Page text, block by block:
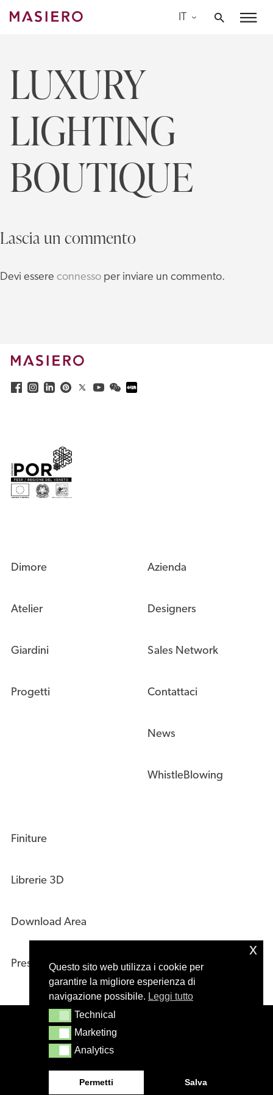
Questo sito web utilizza i cookie per
garantire la migliore esperienza di
navigazione possibile. Leggi tutto
TechnicalTechnical
MarketingMarketing
AnalyticsAnalytics
Permetti Salva
x
Skip
IT
LUXURY
LIGHTING
BOUTIQUE
Lascia un commento
Devi essere connesso per inviare un commento.
Dimore
Atelier
Giardini
Progetti
Azienda
Designers
Sales Network
Contattaci
News
WhistleBlowing
Finiture
Librerie 3D
Download Area
Press Kit
© 2020 – Masiero s.r.l. Treviso – Italy – P.IVA
01244610265